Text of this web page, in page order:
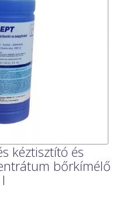
kéztisztító és
bőrkímélő